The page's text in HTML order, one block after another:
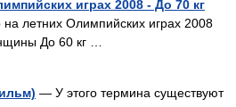
играх 2008 - До 70 кг
летних Олимпийских играх 2008
До 60 кг …
— У этого термина существуют